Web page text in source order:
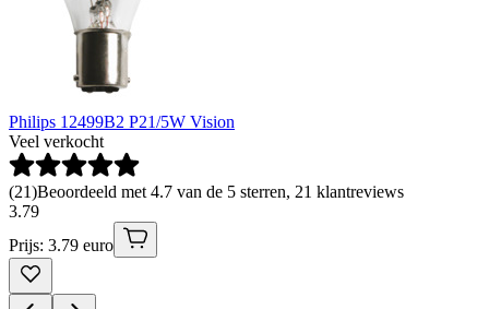
Philips 12499B2 P21/5W Vision
Veel verkocht
(21)Beoordeeld met 4.7 van de 5 sterren, 21 klantreviews
3.79
Prijs: 3.79 euro